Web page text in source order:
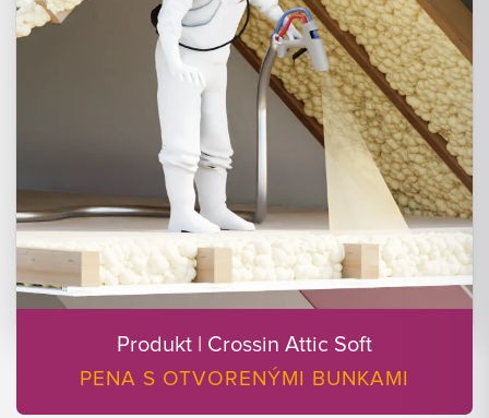
Produkt | Crossin Attic Soft
PENA S OTVORENÝMI BUNKAMI